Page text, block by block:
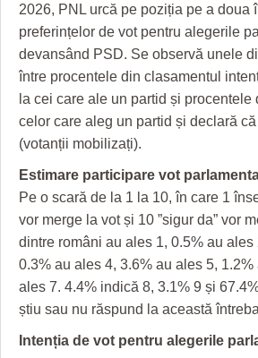
FILME DOCUMENTARE
CLIPURI VIDEO
JOCURI ONLINE
FARMACII DIN TIMIŞOARA
HARTA TIMIŞOAREI
PRIMĂRIILE DIN TIMIŞ
SFATUL MEDICULUI
2026, PNL urcă pe poziția pe a doua
preferințelor de vot pentru alegerile
devansând PSD. Se observă unele
între procentele din clasamentul
la cei care ale un partid și procentele
celor care aleg un partid și declară
(votanții mobilizați).
Estimare participare vot
Pe o scară de la 1 la 10, în care 1
vor merge la vot și 10 ”sigur da” vor
dintre români au ales 1, 0.5% au ales
0.3% au ales 4, 3.6% au ales 5,
ales 7. 4.4% indică 8, 3.1% 9 și
știu sau nu răspund la această
Intenția de vot pentru alegerile